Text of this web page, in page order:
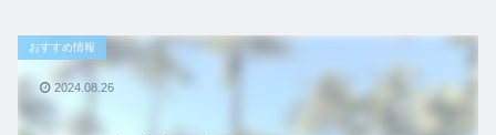
おすすめ情報
2024.08.26